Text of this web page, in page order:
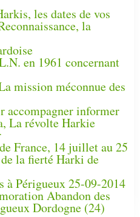
les dates de vos
la
en 1961 concernant
mission méconnue des
accompagner informer
La révolte Harkie
France, 14 juillet au 25
la fierté Harki de
à Périgueux 25-09-2014
Abandon des
Dordogne (24)